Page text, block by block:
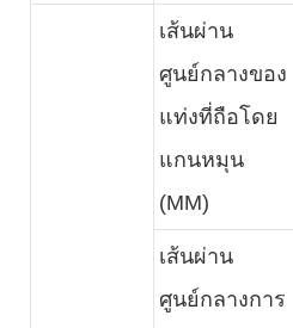
เส้นผ่าน
ศูนย์กลางของ
แท่งที่ถือโดย
แกนหมุน
(MM)
เส้นผ่าน
ศูนย์กลางการ